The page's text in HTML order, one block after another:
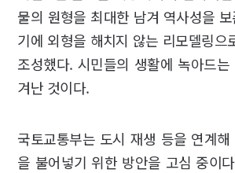
물의 원형을 최대한 남겨 역사성을
기에 외형을 해치지 않는 리모델링으
조성했다. 시민들의 생활에 녹아드
겨난 것이다.
국토교통부는 도시 재생 등을 연계
을 불어넣기 위한 방안을 고심 중이